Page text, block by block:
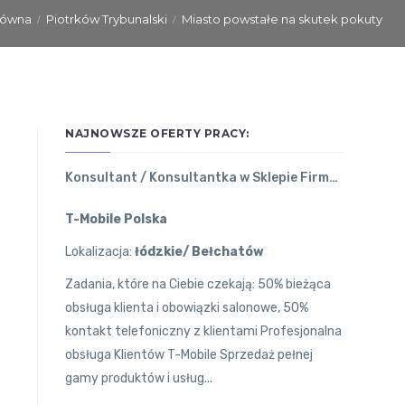
Piotrków Trybunalski Miasto powstałe na skutek pokuty
NAJNOWSZE OFERTY PRACY:
Konsultant / Konsultantka w Sklepie Firmowym T-Mobile
T-Mobile Polska
Lokalizacja:łódzkie/ Bełchatów
Zadania, które na Ciebie czekają: 50% bieżąca
obsługa klienta i obowiązki salonowe, 50%
kontakt telefoniczny z klientami Profesjonalna
obsługa Klientów T-Mobile Sprzedaż pełnej
gamy produktów i usług...